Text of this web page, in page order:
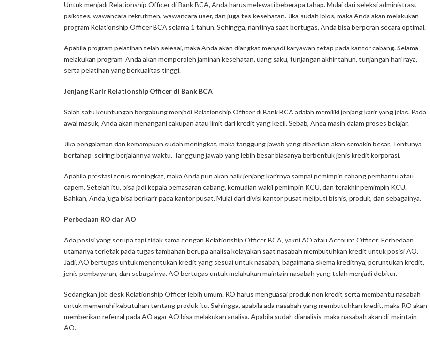
Untuk menjadi Relationship Officerdi Bank BCA, Anda harus melewati beberapa tahap. Mulai dari seleksi administrasi,
psikotes, wawancara rekrutmen, wawancara user, dan juga tes kesehatan. Jika sudah lolos, maka Anda akan melakukan
program Relationship OfficerBCA selama 1 tahun. Sehingga, nantinya saat bertugas, Anda bisa berperan secara optimal.
Apabila program pelatihan telah selesai, maka Anda akan diangkat menjadi karyawan tetap pada kantor cabang. Selama
melakukan program, Anda akan memperoleh jaminan kesehatan, uang saku, tunjangan akhir tahun, tunjangan hari raya,
serta pelatihan yang berkualitas tinggi.
Jenjang Karir Relationship Officer di Bank BCA
Salah satu keuntungan bergabung menjadi Relationship Officerdi Bank BCA adalah memiliki jenjang karir yang jelas. Pada
awal masuk, Anda akan menangani cakupan atau limit dari kredit yang kecil. Sebab, Anda masih dalam proses belajar.
Jika pengalaman dan kemampuan sudah meningkat, maka tanggung jawab yang diberikan akan semakin besar. Tentunya
bertahap, seiring berjalannya waktu. Tanggung jawab yang lebih besar biasanya berbentuk jenis kredit korporasi.
Apabila prestasi terus meningkat, maka Anda pun akan naik jenjang karirnya sampai pemimpin cabang pembantu atau
capem. Setelah itu, bisa jadi kepala pemasaran cabang, kemudian wakil pemimpin KCU, dan terakhir pemimpin KCU.
Bahkan, Anda juga bisa berkarir pada kantor pusat. Mulai dari divisi kantor pusat meliputi bisnis, produk, dan sebagainya.
Perbedaan RO dan AO
Ada posisi yang serupa tapi tidak sama dengan Relationship OfficerBCA, yakni AO atau Account Officer. Perbedaan
utamanya terletak pada tugas tambahan berupa analisa kelayakan saat nasabah membutuhkan kredit untuk posisi AO.
Jadi, AO bertugas untuk menentukan kredit yang sesuai untuk nasabah, bagaimana skema kreditnya, peruntukan kredit,
jenis pembayaran, dan sebagainya. AO bertugas untuk melakukan maintain nasabah yang telah menjadi debitur.
Sedangkan job desk Relationship Officerlebih umum. RO harus menguasai produk non kredit serta membantu nasabah
untuk memenuhi kebutuhan tentang produk itu. Sehingga, apabila ada nasabah yang membutuhkan kredit, maka RO akan
memberikan referral pada AO agar AO bisa melakukan analisa. Apabila sudah dianalisis, maka nasabah akan di-maintain
AO.